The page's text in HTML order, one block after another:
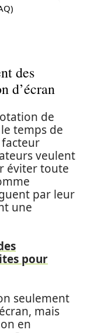
des
d’écran
de
temps de
facteur
veulent
éviter toute
par leur
une
pour
seulement
mais
en